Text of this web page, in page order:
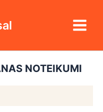
Menu
NOTEIKUMI